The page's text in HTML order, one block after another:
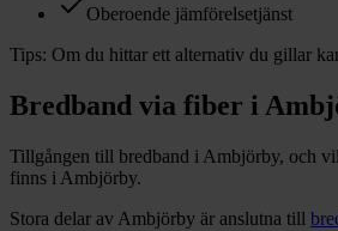
Oberoende jämförelsetjänst
Tips: Om du hittar ett alternativ du gillar
Bredband via fiber i
Tillgången till bredband i Ambjörby, och
finns i Ambjörby.
Stora delar av Ambjörby är anslutna till